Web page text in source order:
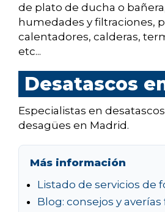
de plato de ducha o
humedades y filtraciones,
calentadores, calderas,
etc...
Desatascos
Especialistas en
desagües en Madrid.
Más información
Listado de servicios de
Blog: consejos y